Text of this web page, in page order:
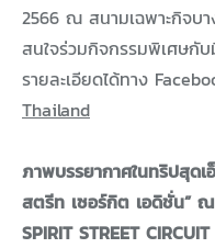
2566 ณ สนามเฉพาะกิจบ
สนใจร่วมกิจกรรมพิเศษกั
รายละเอียดได้ทาง
Thailand
ภาพบรรยากาศในทริปสุด
สตรีท เซอร์กิต เอดิชั่น” ณ
SPIRIT STREET